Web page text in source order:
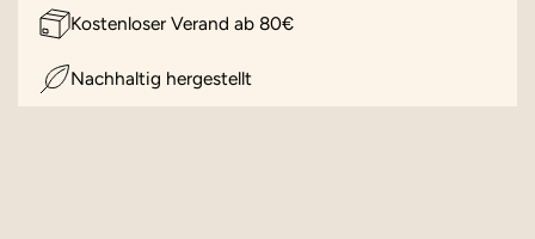
Kostenloser Verand ab 80€
Nachhaltig hergestellt